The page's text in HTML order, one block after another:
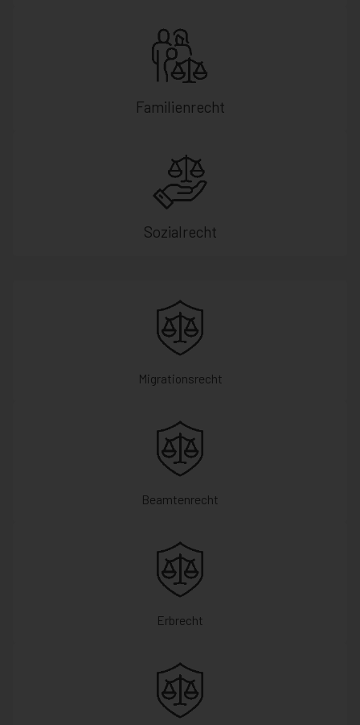
Familienrecht
Sozialrecht
Migrationsrecht
Beamtenrecht
Erbrecht